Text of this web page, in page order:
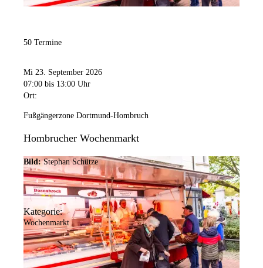
50 Termine
Mi 23. September 2026
07:00 bis 13:00 Uhr
Ort:
Fußgängerzone Dortmund-Hombruch
Hombrucher Wochenmarkt
Bild: Stephan Schütze
Kategorie:
Wochenmarkt